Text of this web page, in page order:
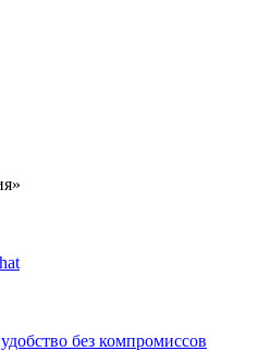
без компромиссов